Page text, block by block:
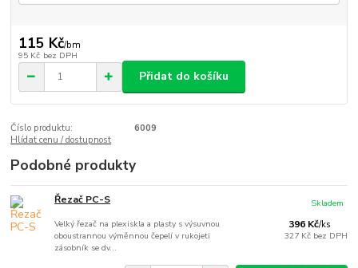
115 Kč/bm
95 Kč bez DPH
Přidat do košíku
Číslo produktu:
6009
Hlídat cenu / dostupnost
Podobné produkty
Řezač PC-S
Velký řezač na plexiskla a plasty s výsuvnou
oboustrannou výměnnou čepelí v rukojeti
zásobník se dv...
396 Kč/ks
327 Kč bez DPH
Skladem